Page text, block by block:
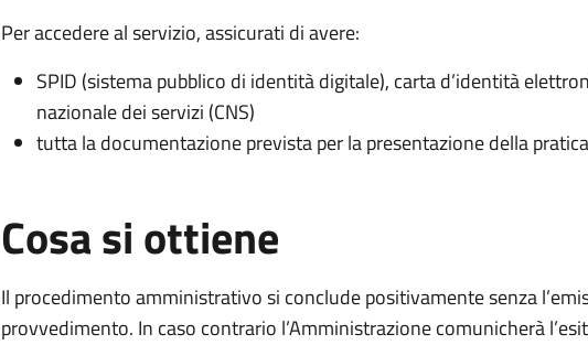
Per accedere al servizio, assicurati di avere:
SPID (sistema pubblico di identità digitale), carta d’identità
nazionale dei servizi (CNS)
tutta la documentazione prevista per la presentazione della
Cosa si ottiene
Il procedimento amministrativo si conclude positivamente senza
provvedimento. In caso contrario l’Amministrazione comunicherà